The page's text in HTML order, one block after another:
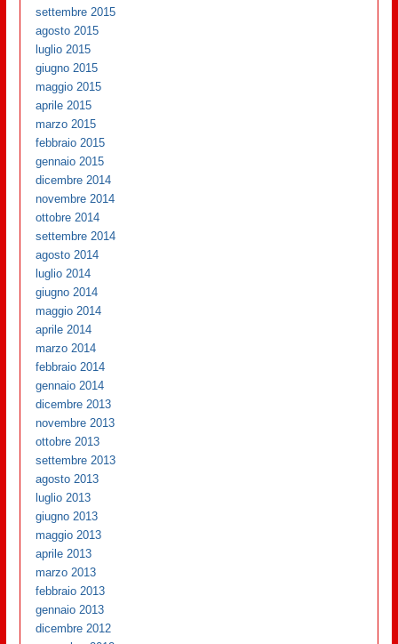
settembre 2015
agosto 2015
luglio 2015
giugno 2015
maggio 2015
aprile 2015
marzo 2015
febbraio 2015
gennaio 2015
dicembre 2014
novembre 2014
ottobre 2014
settembre 2014
agosto 2014
luglio 2014
giugno 2014
maggio 2014
aprile 2014
marzo 2014
febbraio 2014
gennaio 2014
dicembre 2013
novembre 2013
ottobre 2013
settembre 2013
agosto 2013
luglio 2013
giugno 2013
maggio 2013
aprile 2013
marzo 2013
febbraio 2013
gennaio 2013
dicembre 2012